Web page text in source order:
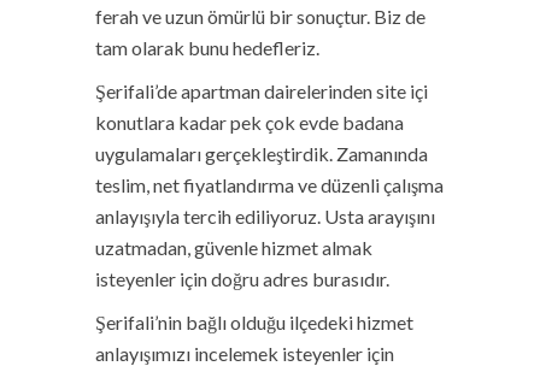
ferah ve uzun ömürlü bir sonuçtur. Biz de
tam olarak bunu hedefleriz.
Şerifali’de apartman dairelerinden site içi
konutlara kadar pek çok evde badana
uygulamaları gerçekleştirdik. Zamanında
teslim, net fiyatlandırma ve düzenli çalışma
anlayışıyla tercih ediliyoruz. Usta arayışını
uzatmadan, güvenle hizmet almak
isteyenler için doğru adres burasıdır.
Şerifali’nin bağlı olduğu ilçedeki hizmet
anlayışımızı incelemek isteyenler için